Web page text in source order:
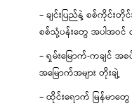
– ချင်းပြည်နဲ့ စစ်ကိုင်း
စစ်သုံ့ပန်းတွေ အပါအဝ
– ရှမ်းမြောက်-ကချင်
အမြောက်အများ တိုးချဲ့
– ထိုင်းရောက် မြန်မ